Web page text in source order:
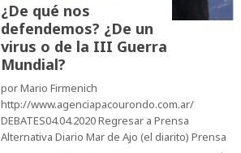
¿De qué nos
defendemos? ¿De un
virus o de la III Guerra
Mundial?
por Mario Firmenich
http://www.agenciapacourondo.com.ar/
DEBATES04.04.2020 Regresar a Prensa
Alternativa Diario Mar de Ajo (el diarito) Prensa